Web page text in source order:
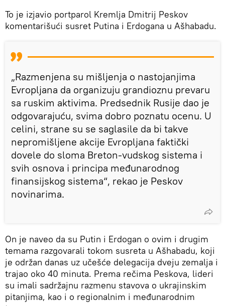
To je izjavio portparol Kremlja Dmitrij Peskov
komentarišući susret Putina i Erdogana u Ašhabadu.
„Razmenjena su mišljenja o nastojanjima
Evropljana da organizuju grandioznu prevaru
sa ruskim aktivima. Predsednik Rusije dao je
odgovarajuću, svima dobro poznatu ocenu. U
celini, strane su se saglasile da bi takve
nepromišljene akcije Evropljana faktički
dovele do sloma Breton-vudskog sistema i
svih osnova i principa međunarodnog
finansijskog sistema“, rekao je Peskov
novinarima.
On je naveo da su Putin i Erdogan o ovim i drugim
temama razgovarali tokom susreta u Ašhabadu, koji
je održan danas uz učešće delegacija dveju zemalja i
trajao oko 40 minuta. Prema rečima Peskova, lideri
su imali sadržajnu razmenu stavova o ukrajinskim
pitanjima, kao i o regionalnim i međunarodnim